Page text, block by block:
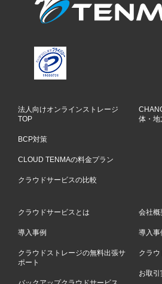
法人向けオンラインストレージ
TOP
BCP対策
CLOUD TENMAの料金プラン
クラウドサービスの比較
体・地
クラウドサービスとは
導入事例
クラウドストレージの無料出張サ
ポート
会社概
導入事
クラ
お取引